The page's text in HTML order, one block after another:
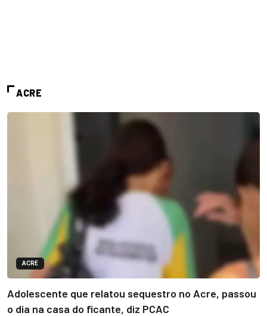
ACRE
ACRE
Adolescente que relatou sequestro no Acre, passou
o dia na casa do ficante, diz PCAC